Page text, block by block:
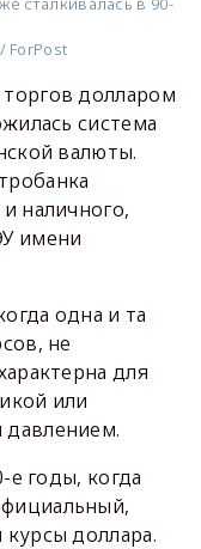
ForPost
долларом
система
валюты.
наличного,
имени
одна и та
не
для
или
е годы, когда
доллара.